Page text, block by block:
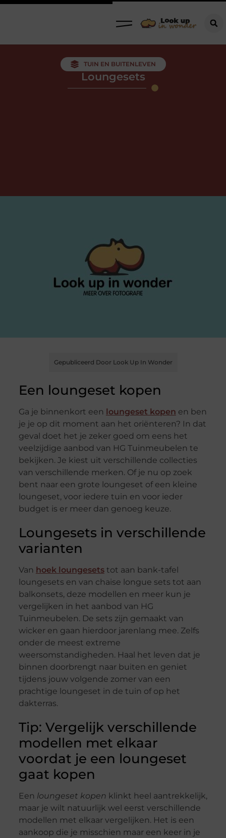
TUIN EN BUITENLEVEN
Loungesets
Gepubliceerd Door Look Up In Wonder
Een loungeset kopen
Ga je binnenkort een loungeset kopen en ben
je je op dit moment aan het oriënteren? In dat
geval doet het je zeker goed om eens het
veelzijdige aanbod van HG Tuinmeubelen te
bekijken. Je kiest uit verschillende collecties
van verschillende merken. Of je nu op zoek
bent naar een grote loungeset of een kleine
loungeset, voor iedere tuin en voor ieder
budget is er meer dan genoeg keuze.
Loungesets in verschillende
varianten
Van hoek loungesetstot aan bank-tafel
loungesets en van chaise longue sets tot aan
balkonsets, deze modellen en meer kun je
vergelijken in het aanbod van HG
Tuinmeubelen. De sets zijn gemaakt van
wicker en gaan hierdoor jarenlang mee. Zelfs
onder de meest extreme
weersomstandigheden. Haal het leven dat je
binnen doorbrengt naar buiten en geniet
tijdens jouw volgende zomer van een
prachtige loungeset in de tuin of op het
dakterras.
Tip: Vergelijk verschillende
modellen met elkaar
voordat je een loungeset
gaat kopen
Een loungeset kopen klinkt heel aantrekkelijk,
maar je wilt natuurlijk wel eerst verschillende
modellen met elkaar vergelijken. Het is een
aankoop die je misschien maar een keer in je